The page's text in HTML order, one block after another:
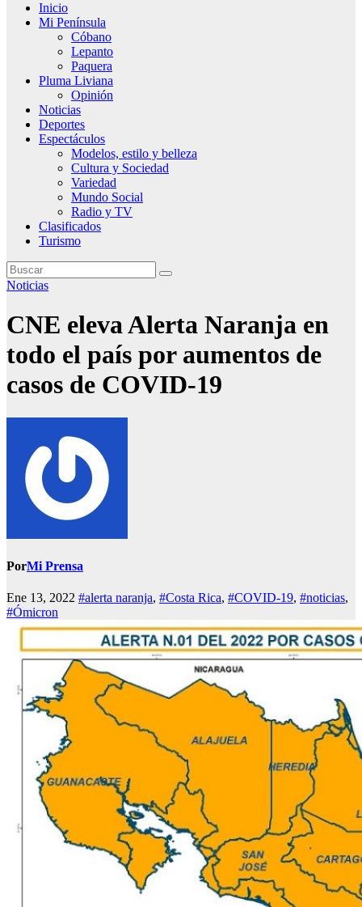
Inicio
Mi Península
Cóbano
Lepanto
Paquera
Pluma Liviana
Opinión
Noticias
Deportes
Espectáculos
Modelos, estilo y belleza
Cultura y Sociedad
Variedad
Mundo Social
Radio y TV
Clasificados
Turismo
Noticias
CNE eleva Alerta Naranja en
todo el país por aumentos de
casos de COVID-19
PorMi Prensa
Ene 13, 2022 #alerta naranja, #Costa Rica, #COVID-19, #noticias,
#Ómicron